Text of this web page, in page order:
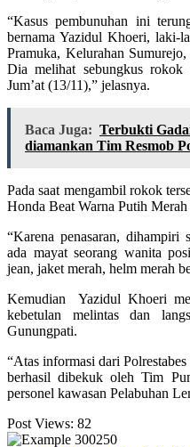
“Kasus pembunuhan ini
bernama Yazidul Khoeri, laki-
Pramuka, Kelurahan
Dia melihat sebungkus
Jum’at (13/11),” jelasnya.
Baca Juga: Terbukti
diamankan Tim Resmob
Pada saat mengambil rokok
Honda Beat Warna Putih Merah
“Karena penasaran, dihampiri
ada mayat seorang wanita
jean, jaket merah, helm merah
Kemudian Yazidul Khoeri
kebetulan melintas dan
Gunungpati.
“Atas informasi dari
berhasil dibekuk oleh Tim
personel kawasan Pelabuhan
Post Views: 82